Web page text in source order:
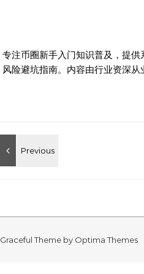
专注币圈新手入门知识普及，提
风险避坑指南。内容由行业资深
Graceful Theme by Optima Themes